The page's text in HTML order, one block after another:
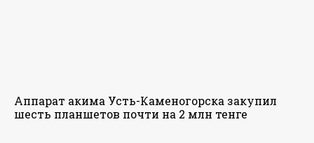
Аппарат акима Усть-Каменогорска закупил
шесть планшетов почти на 2 млн тенге